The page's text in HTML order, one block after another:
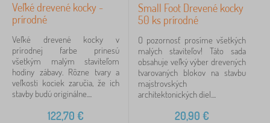
Veľké drevené kocky -
prírodné
Veľké drevené kocky v
prírodnej farbe prinesú
všetkým malým staviteľom
hodiny zábavy. Rôzne tvary a
veľkosti kociek zaručia, že ich
stavby budú originálne....
122,70 €
Small Foot Drevené kocky
50 ks prírodné
O pozornosť prosíme všetkých
malých staviteľov! Táto sada
obsahuje veľký výber drevených
tvarovaných blokov na stavbu
majstrovských
architektonických diel....
20,90 €